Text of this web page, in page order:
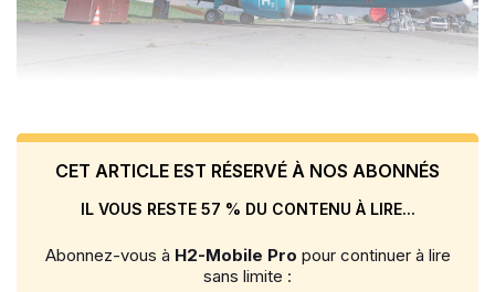
CET ARTICLE EST RÉSERVÉ À NOS ABONNÉS
IL VOUS RESTE 57 % DU CONTENU À LIRE...
Abonnez-vous à H2-Mobile Pro pour continuer à lire
sans limite :